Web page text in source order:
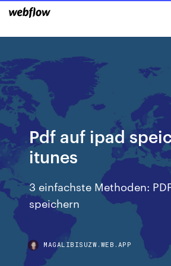
Pdf auf ipad
itunes
3 einfachste Methoden:
speichern
MAGALIBISUZW.WEB.APP